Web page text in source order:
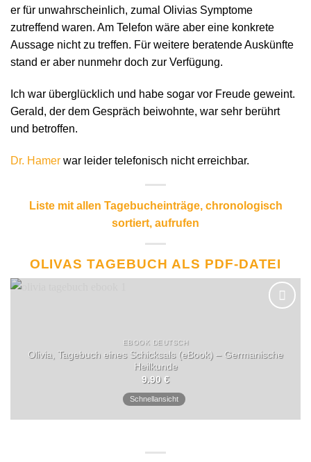
er für unwahrscheinlich, zumal Olivias Symptome
zutreffend waren. Am Telefon wäre aber eine konkrete
Aussage nicht zu treffen. Für weitere beratende Auskünfte
stand er aber nunmehr doch zur Verfügung.
Ich war überglücklich und habe sogar vor Freude geweint.
Gerald, der dem Gespräch beiwohnte, war sehr berührt
und betroffen.
Dr. Hamer war leider telefonisch nicht erreichbar.
Liste mit allen Tagebucheinträge, chronologisch
sortiert, aufrufen
OLIVAS TAGEBUCH ALS PDF-DATEI
EBOOK DEUTSCH
Olivia, Tagebuch eines Schicksals (eBook) – Germanische
Heilkunde
9.90 €
Schnellansicht